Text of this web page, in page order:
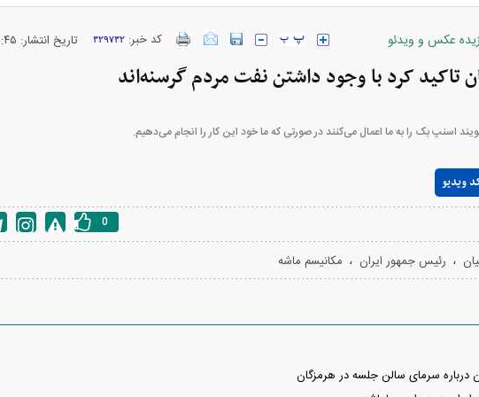
عکس و ویدئو کد خبر:۳۲۹۷۳۲ تاریخ انتشار: ۱۰:۴۵ - ۱۰ مهر ۱۴۰۴
تاکید کرد با وجود داشتن نفت مردم گرسنه‌اند
اسنپ بک را به ما اعمال می‌کنند در صورتی که ما خود این کار را انجام می‌دهیم.
ویدیو
گزارش
0
، رئیس جمهور ایران ، مکانیسم ماشه
درباره سرمای سالن جلسه در هرمزگان
+ جدول قیمت خودرو‌های ایران خودرو + جدول قیمت خودرو‌های ایران خودرو + جدول
شده
درآمد ارزی تا بازی با عزل و نصب‌ها
۱۴۰۵